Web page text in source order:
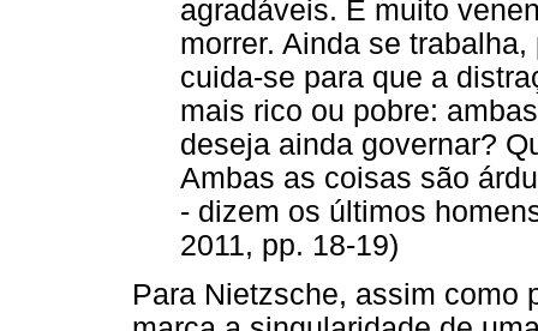
agradáveis. E muito
morrer. Ainda se
cuida-se para que a
mais rico ou pobre:
deseja ainda governar?
Ambas as coisas são
- dizem os últimos
2011, pp. 18-19)
Para Nietzsche, assim como